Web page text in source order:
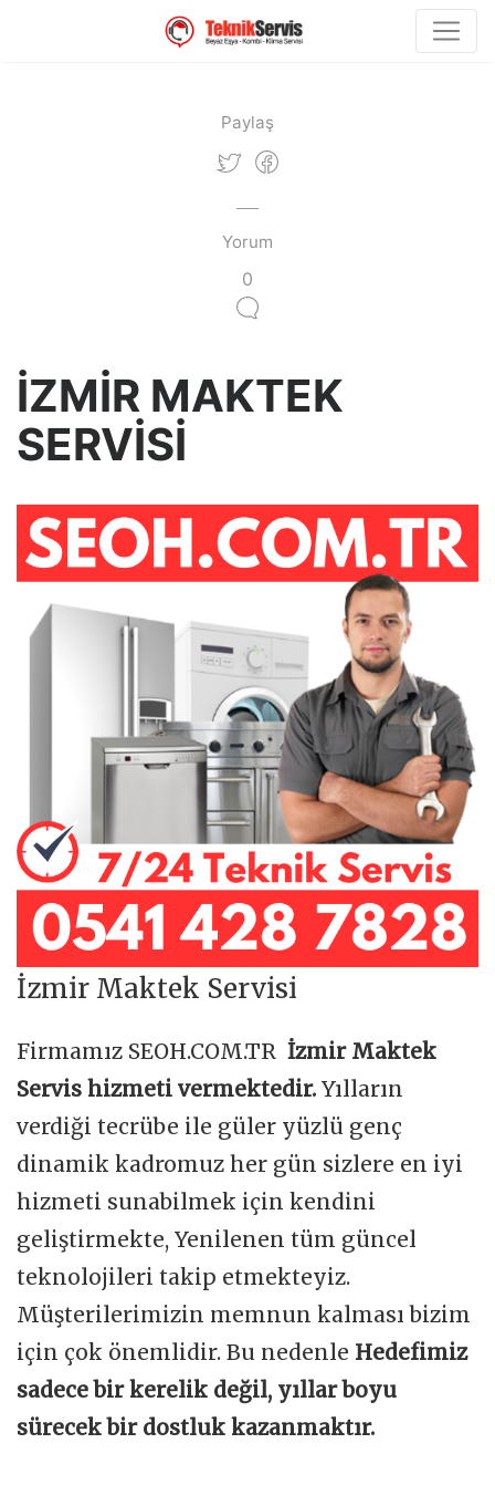
Paylaş
Yorum
0
İZMİR MAKTEK
SERVİSİ
İzmir Maktek Servisi
Firmamız SEOH.COM.TR İzmir Maktek
Servis hizmeti vermektedir. Yılların
verdiği tecrübe ile güler yüzlü genç
dinamik kadromuz her gün sizlere en iyi
hizmeti sunabilmek için kendini
geliştirmekte, Yenilenen tüm güncel
teknolojileri takip etmekteyiz.
Müşterilerimizin memnun kalması bizim
için çok önemlidir. Bu nedenle Hedefimiz
sadece bir kerelik değil, yıllar boyu
sürecek bir dostluk kazanmaktır.